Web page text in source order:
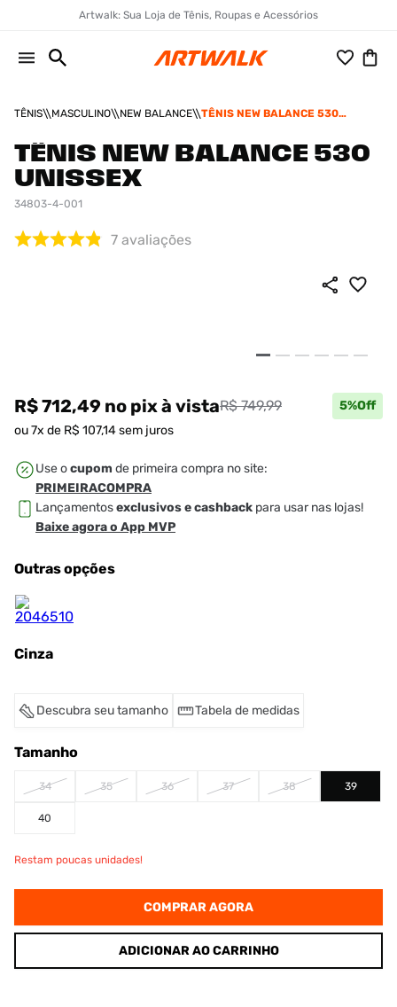
Artwalk: Sua Loja de Tênis, Roupas e Acessórios
TÊNIS MASCULINO NEW BALANCE
TÊNIS NEW BALANCE 530
TÊNIS NEW BALANCE 530
UNISSEX
34803-4-001
7 avaliações
R$ 712,49 no pixà vistaR$ 749,99 5%Off
ou7x de R$ 107,14sem juros
Use ocupom de primeira compra no site:
PRIMEIRACOMPRA
Lançamentosexclusivos e cashback para usar nas lojas!
Baixe agora o App MVP
Outras opções
Cinza
Descubra seu tamanho Tabela de medidas
Tamanho
34 35 36 37 38 39
40
Restam poucas unidades!
COMPRAR AGORA
ADICIONAR AO CARRINHO